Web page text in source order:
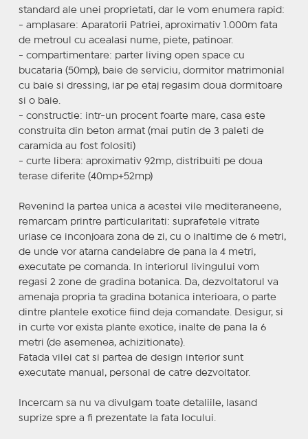
standard ale unei proprietati, dar le vom enumera rapid:
- amplasare: Aparatorii Patriei, aproximativ 1.000m fata
de metroul cu acealasi nume, piete, patinoar.
- compartimentare: parter living open space cu
bucataria (50mp), baie de serviciu, dormitor matrimonial
cu baie si dressing, iar pe etaj regasim doua dormitoare
si o baie.
- constructie: intr-un procent foarte mare, casa este
construita din beton armat (mai putin de 3 paleti de
caramida au fost folositi)
- curte libera: aproximativ 92mp, distribuiti pe doua
terase diferite (40mp+52mp)
Revenind la partea unica a acestei vile mediteraneene,
remarcam printre particularitati: suprafetele vitrate
uriase ce inconjoara zona de zi, cu o inaltime de 6 metri,
de unde vor atarna candelabre de pana la 4 metri,
executate pe comanda. In interiorul livingului vom
regasi 2 zone de gradina botanica. Da, dezvoltatorul va
amenaja propria ta gradina botanica interioara, o parte
dintre plantele exotice fiind deja comandate. Desigur, si
in curte vor exista plante exotice, inalte de pana la 6
metri (de asemenea, achizitionate).
Fatada vilei cat si partea de design interior sunt
executate manual, personal de catre dezvoltator.
Incercam sa nu va divulgam toate detaliile, lasand
suprize spre a fi prezentate la fata locului.